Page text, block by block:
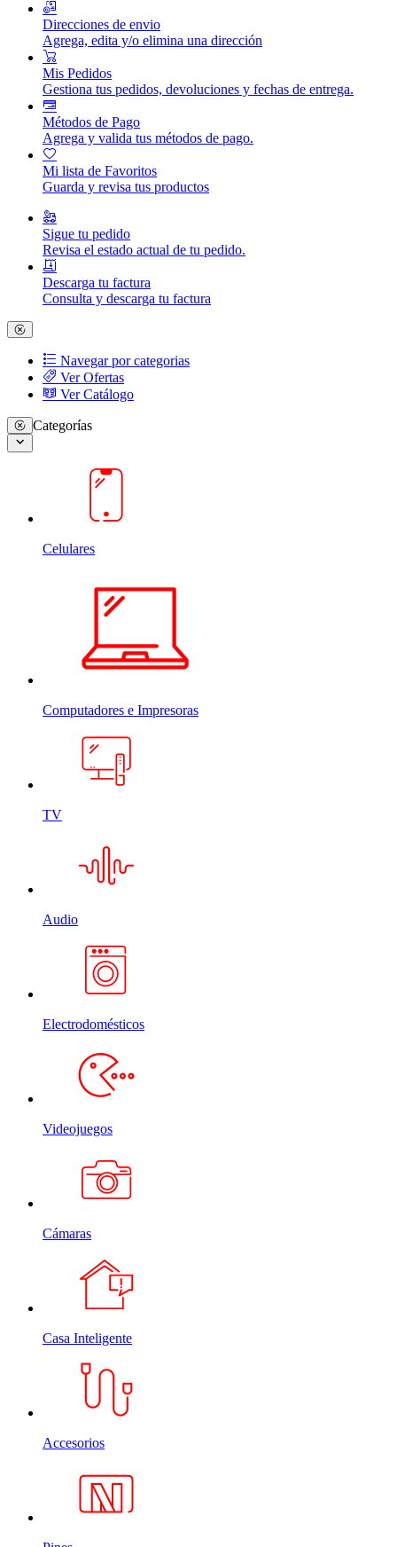
Direcciones de envio
Agrega, edita y/o elimina una dirección
Mis Pedidos
Gestiona tus pedidos, devoluciones y fechas de entrega.
Métodos de Pago
Agrega y valida tus métodos de pago.
Mi lista de Favoritos
Guarda y revisa tus productos
Sigue tu pedido
Revisa el estado actual de tu pedido.
Descarga tu factura
Consulta y descarga tu factura
Navegar por categorias
Ver Ofertas
Ver Catálogo
Categorías
Celulares
Computadores e Impresoras
TV
Audio
Electrodomésticos
Videojuegos
Cámaras
Casa Inteligente
Accesorios